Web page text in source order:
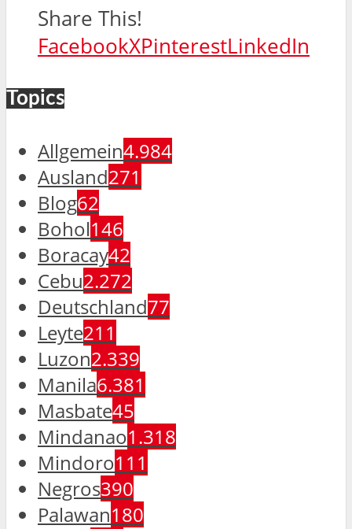
Share This!
FacebookXPinterestLinkedIn
Topics
Allgemein4.984
Ausland271
Blog62
Bohol146
Boracay42
Cebu2.272
Deutschland77
Leyte211
Luzon2.339
Manila6.381
Masbate45
Mindanao1.318
Mindoro111
Negros390
Palawan180